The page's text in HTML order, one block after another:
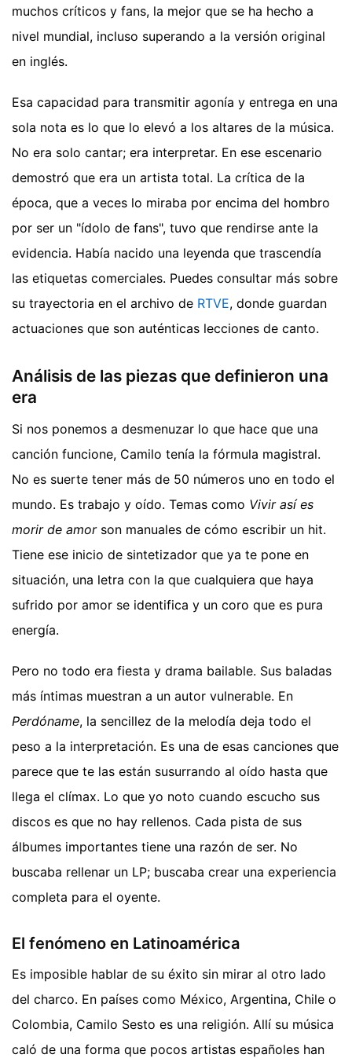
muchos críticos y fans, la mejor que se ha hecho a
nivel mundial, incluso superando a la versión original
en inglés.
Esa capacidad para transmitir agonía y entrega en una
sola nota es lo que lo elevó a los altares de la música.
No era solo cantar; era interpretar. En ese escenario
demostró que era un artista total. La crítica de la
época, que a veces lo miraba por encima del hombro
por ser un "ídolo de fans", tuvo que rendirse ante la
evidencia. Había nacido una leyenda que trascendía
las etiquetas comerciales. Puedes consultar más sobre
su trayectoria en el archivo de RTVE, donde guardan
actuaciones que son auténticas lecciones de canto.
Análisis de las piezas que definieron una
era
Si nos ponemos a desmenuzar lo que hace que una
canción funcione, Camilo tenía la fórmula magistral.
No es suerte tener más de 50 números uno en todo el
mundo. Es trabajo y oído. Temas como Vivir así es
morir de amorson manuales de cómo escribir un hit.
Tiene ese inicio de sintetizador que ya te pone en
situación, una letra con la que cualquiera que haya
sufrido por amor se identifica y un coro que es pura
energía.
Pero no todo era fiesta y drama bailable. Sus baladas
más íntimas muestran a un autor vulnerable. En
Perdóname, la sencillez de la melodía deja todo el
peso a la interpretación. Es una de esas canciones que
parece que te las están susurrando al oído hasta que
llega el clímax. Lo que yo noto cuando escucho sus
discos es que no hay rellenos. Cada pista de sus
álbumes importantes tiene una razón de ser. No
buscaba rellenar un LP; buscaba crear una experiencia
completa para el oyente.
El fenómeno en Latinoamérica
Es imposible hablar de su éxito sin mirar al otro lado
del charco. En países como México, Argentina, Chile o
Colombia, Camilo Sesto es una religión. Allí su música
caló de una forma que pocos artistas españoles han